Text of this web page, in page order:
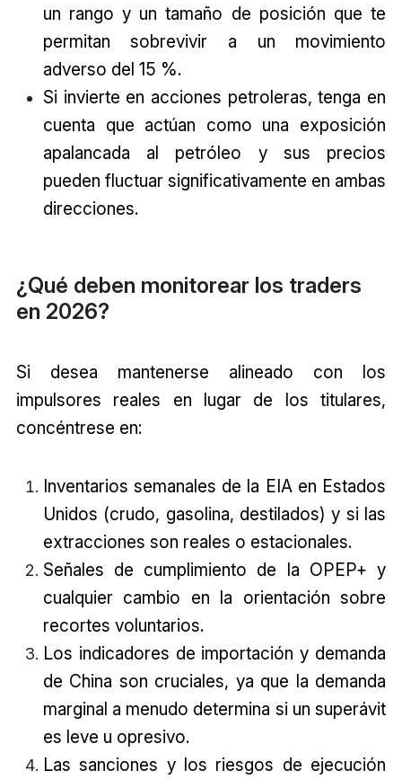
un rango y un tamaño de posición que te
permitan sobrevivir a un movimiento
adverso del 15 %.
Si invierte en acciones petroleras, tenga en
cuenta que actúan como una exposición
apalancada al petróleo y sus precios
pueden fluctuar significativamente en ambas
direcciones.
¿Qué deben monitorear los traders
en 2026?
Si desea mantenerse alineado con los
impulsores reales en lugar de los titulares,
concéntrese en:
Inventarios semanales de la EIA en Estados
Unidos (crudo, gasolina, destilados) y si las
extracciones son reales o estacionales.
Señales de cumplimiento de la OPEP+ y
cualquier cambio en la orientación sobre
recortes voluntarios.
Los indicadores de importación y demanda
de China son cruciales, ya que la demanda
marginal a menudo determina si un superávit
es leve u opresivo.
Las sanciones y los riesgos de ejecución